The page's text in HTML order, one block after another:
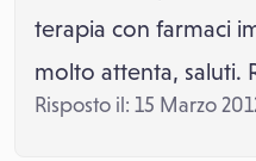
terapia con farmaci
molto attenta, saluti.
Risposto il: 15 Marzo